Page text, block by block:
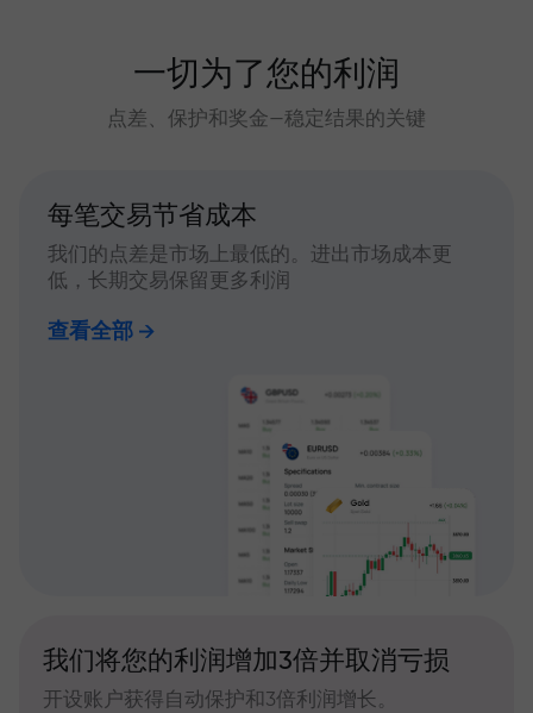
一切为了您的利润
点差、保护和奖金—稳定结果的关键
每笔交易节省成本
我们的点差是市场上最低的。进出市场成本更
低，长期交易保留更多利润
查看全部
我们将您的利润增加3倍并取消亏损
开设账户获得自动保护和3倍利润增长。